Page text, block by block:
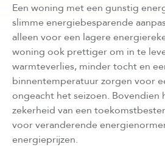
Een woning met een gunstig
slimme energiebesparende
alleen voor een lagere
woning ook prettiger om in te
warmteverlies, minder tocht en
binnentemperatuur zorgen voor
ongeacht het seizoen. Bovendien
zekerheid van een
voor veranderende
energieprijzen.